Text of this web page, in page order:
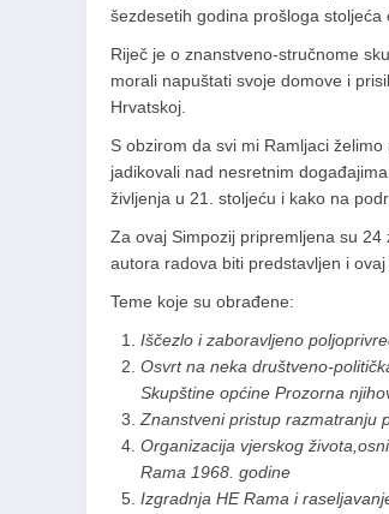
šezdesetih godina prošloga stoljeća
Riječ je o znanstveno-stručnome
morali napuštati svoje domove i
Hrvatskoj.
S obzirom da svi mi Ramljaci
jadikovali nad nesretnim
življenja u 21. stoljeću i kako na
Za ovaj Simpozij pripremljena su
autora radova biti predstavljen i ovaj
Teme koje su obrađene:
Iščezlo i zaboravljeno
Osvrt na neka društveno-
Skupštine općine Prozorna
Znanstveni pristup razmatranju
Organizacija vjerskog
Rama 1968. godine
Izgradnja HE Rama i